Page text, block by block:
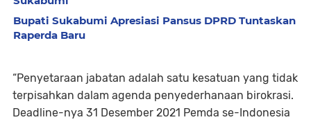
Bupati Sukabumi Apresiasi Pansus DPRD Tuntaskan
Raperda Baru
“Penyetaraan jabatan adalah satu kesatuan yang tidak
terpisahkan dalam agenda penyederhanaan birokrasi.
Deadline-nya 31 Desember 2021 Pemda se-Indonesia